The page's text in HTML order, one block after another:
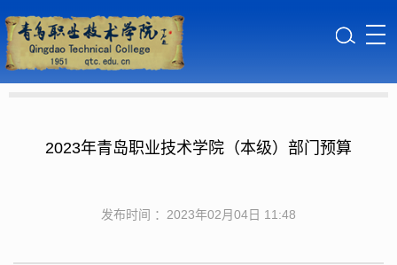
2023年青岛职业技术学院（本级）部门预算
发布时间 ：2023年02月04日 11:48